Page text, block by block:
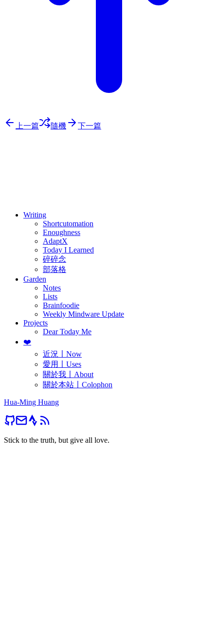
上一篇 隨機
下一篇
Writing
Shortcutomation
Enoughness
AdaptX
Today I Learned
碎碎念
部落格
Garden
Notes
Lists
Brainfoodie
Weekly Mindware Update
Projects
Dear Today Me
❤️
近況〡Now
愛用〡Uses
關於我〡About
關於本站〡Colophon
Hua-Ming Huang
Stick to the truth, but give all love.